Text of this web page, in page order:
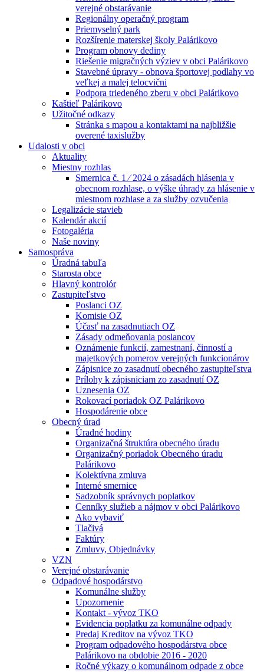
verejné obstarávanie
Regionálny operačný program
Priemyselný park
Rozšírenie materskej školy Palárikovo
Program obnovy dediny
Riešenie migračných výziev v obci Palárikovo
Stavebné úpravy - obnova športovej podlahy vo
veľkej a malej telocvični
Podpora triedeného zberu v obci Palárikovo
Kaštieľ Palárikovo
Užitočné odkazy
Stránka s mapou a kontaktami na najbližšie
overené taxislužby
Udalosti v obci
Aktuality
Miestny rozhlas
Smernica č. 1 ⁄ 2024 o zásadách hlásenia v
obecnom rozhlase, o výške úhrady za hlásenie v
miestnom rozhlase a za služby ozvučenia
Legalizácie stavieb
Kalendár akcií
Fotogaléria
Naše noviny
Samospráva
Úradná tabuľa
Starosta obce
Hlavný kontrolór
Zastupiteľstvo
Poslanci OZ
Komisie OZ
Účasť na zasadnutiach OZ
Zásady odmeňovania poslancov
Oznámenie funkcií, zamestnaní, činností a
majetkových pomerov verejných funkcionárov
Zápisnice zo zasadnutí obecného zastupiteľstva
Prílohy k zápisniciam zo zasadnutí OZ
Uznesenia OZ
Rokovací poriadok OZ Palárikovo
Hospodárenie obce
Obecný úrad
Úradné hodiny
Organizačná štruktúra obecného úradu
Organizačný poriadok Obecného úradu
Palárikovo
Kolektívna zmluva
Interné smernice
Sadzobník správnych poplatkov
Cenníky služieb a nájmov v obci Palárikovo
Ako vybaviť
Tlačivá
Faktúry
Zmluvy, Objednávky
VZN
Verejné obstarávanie
Odpadové hospodárstvo
Komunálne služby
Upozornenie
Kontakt - vývoz TKO
Evidencia poplatku za komunálne odpady
Predaj Kreditov na vývoz TKO
Program odpadového hospodárstva obce
Palárikovo na obdobie 2016 - 2020
Ročné výkazy o komunálnom odpade z obce